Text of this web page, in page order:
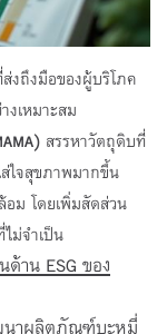
งถึงมือของผู้บริโภค
งเหมาะสม
สรรหาวัตถุดิบที่
ใจสุขภาพมากขึ้น
ม โดยเพิ่มสัดส่วน
ม่จำเป็น
นด้านESGของ